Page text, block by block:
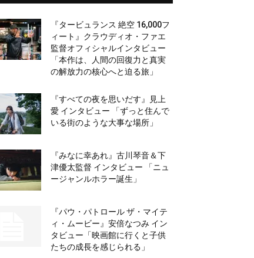
『タービュランス 絶空 16,000フ
ィート』クラウディオ・ファエ
監督オフィシャルインタビュー
「本作は、人間の回復力と真実
の解放力の核心へと迫る旅」
『すべての夜を思いだす』見上
愛 インタビュー 「ずっと住んで
いる街のような大事な場所」
『みなに幸あれ』古川琴音＆下
津優太監督 インタビュー 「ニュ
ージャンルホラー誕生」
『パウ・パトロール ザ・マイテ
ィ・ムービー』安倍なつみ イン
タビュー「映画館に行くと子供
たちの成長を感じられる」